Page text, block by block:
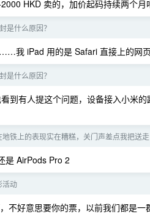
HKD 卖的，加价起码持续两个月
是什么原因？
我 iPad 用的是 Safari 直接上的网
是什么原因？
到有人提这个问题，设备接入小米
铁上的表现实在糟糕，关门声差点我把送走
是 AirPods Pro 2
活动
不好意思要你的票，以前我们都是一